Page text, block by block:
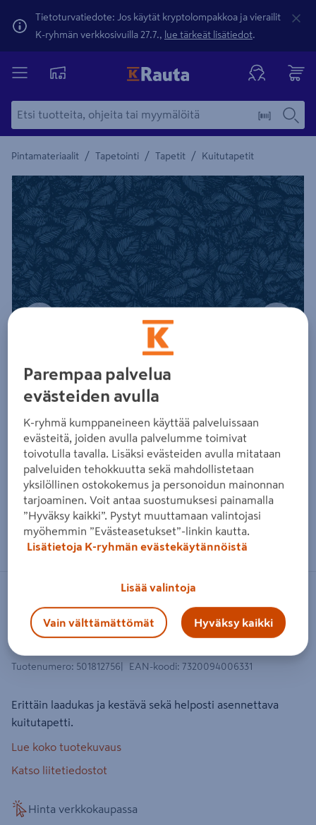
Tietoturvatiedote: Jos käytät kryptolompakkoa ja vierailit
K-ryhmän verkkosivuilla 27.7., lue tärkeät lisätiedot.
Pintamateriaalit / Tapetointi / Tapetit / Kuitutapetit
Yksityiskohtainen kuvaus löytyy Tuotteen kuvaus -
Edellinen
Zoomaa kuvaa sormilla kosketusnäytöllä
Tapetti Scandinavian Design II 1770
Boråstapeter kuitu 10,05m
Tuotenumero: 501812756 EAN-koodi: 7320094006331
Erittäin laadukas ja kestävä sekä helposti asennettava
kuitutapetti.
Lue koko tuotekuvaus
Katso liitetiedostot
Hinta verkkokaupassa
Parempaa palvelua
evästeiden avulla
K-ryhmä kumppaneineen käyttää palveluissaan
evästeitä, joiden avulla palvelumme toimivat
toivotulla tavalla. Lisäksi evästeiden avulla mitataan
palveluiden tehokkuutta sekä mahdollistetaan
yksilöllinen ostokokemus ja personoidun mainonnan
tarjoaminen. Voit antaa suostumuksesi painamalla
”Hyväksy kaikki”. Pystyt muuttamaan valintojasi
myöhemmin ”Evästeasetukset”-linkin kautta.
Lisätietoja K-ryhmän evästekäytännöistä
Lisää valintoja
Vain välttämättömät Hyväksy kaikki